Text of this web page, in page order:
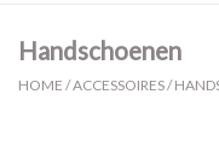
Cadeaus
Handschoenen
HOME /ACCESSOIRES/